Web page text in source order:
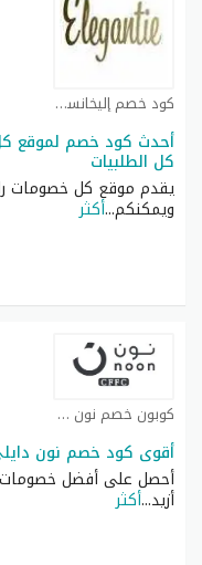
كود خصم إليخانسي كوبون
كل الطلبيات
يقدم موقع كل خصومات
ويمكنكم...أكثر
كوبون خصم نون كوبون
أقوى كود خصم نون دايلي خصم 30 على منتجات
أحصل على أفضل خصومات
أزيد...أكثر